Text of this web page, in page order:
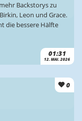
01:31
12. MAI. 2026
Backstorys zu
Leon und Grace.
die bessere Hälfte
0